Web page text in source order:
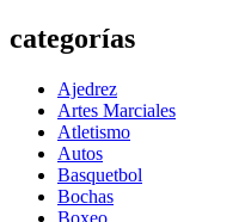
categorías
Ajedrez
Artes Marciales
Atletismo
Autos
Basquetbol
Bochas
Boxeo